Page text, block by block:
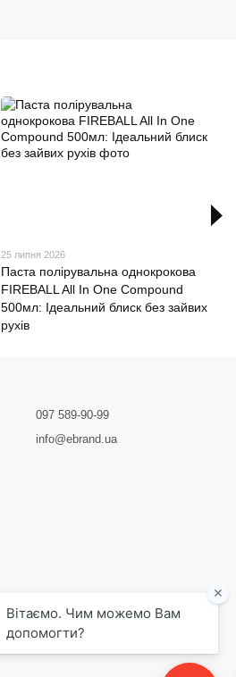
25 липня 2026
Паста полірувальна однокрокова
FIREBALL All In One Compound
500мл: Ідеальний блиск без зайвих
рухів
097 589-90-99
info@ebrand.ua